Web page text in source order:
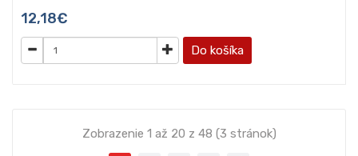
12,18€
Do košíka
Zobrazenie 1 až 20 z 48 (3 stránok)